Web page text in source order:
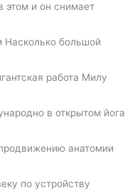
этом и он снимает
большой
работа Милу
в открытом йога
анатомии
по устройству